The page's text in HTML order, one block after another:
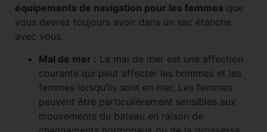
équipements de navigation pour les femmes que
vous devrez toujours avoir dans un sac étanche
avec vous.
Mal de mer : Le mal de mer est une affection
courante qui peut affecter les hommes et les
femmes lorsqu’ils sont en mer. Les femmes
peuvent être particulièrement sensibles aux
mouvements du bateau en raison de